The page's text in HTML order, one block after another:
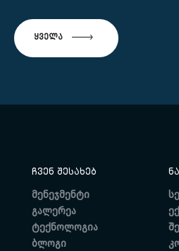
ᲧᲕᲔᲚᲐ
ᲩᲕᲔᲜ ᲨᲔᲡᲐᲮᲔᲑ
მენეჯმენტი
გალერეა
ტექნოლოგია
ბლოგი